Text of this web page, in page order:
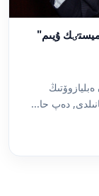
ۇيىم"
دەپ حا...